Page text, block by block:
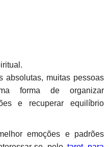
absolutas, muitas pessoas
forma de organizar
e recuperar equilíbrio
emoções e padrões